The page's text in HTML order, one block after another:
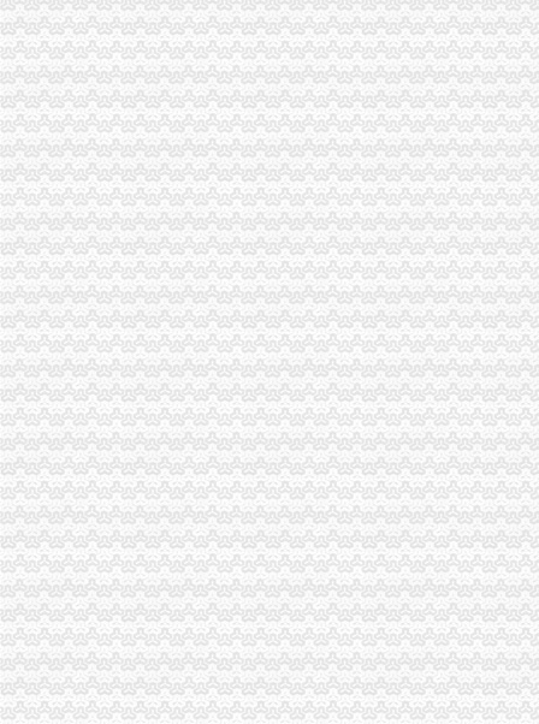
武汉营业执照代办的程序及费用-注册公司流程及费用|武汉大慧堂工商
代理工商注册、执照年检、审计、商标注册、税务咨询-重庆58同城
代理代办西城年检执照年检营业执照年检代理年检西城-北京58同城
【郑州经开区代办注册公司|郑州经开区工商代理公司|郑州的营业执照
【丰台区工商注册公司代办营业执照】厂家,价格,图片_北京赢家伟
我是代办营业执照公司的那些园区内的房产证合同都放我们老板这里请
注册公司【0元代办营业执照】代理记账【广州智道工商注册】
【佛山市顺德区龙和会计咨询有限公司_顺德代办营业执照多少钱顺德
成都税务代理公司_成都代理记账公司_成都营业执照代办机构_成都工
【工商注册,郑州营业执照代办,合润财务服务】不限,价格,厂
东莞企业年检代办营业执照服务【今日推荐网】
代办合肥公司营业执照个体户注册代帐-合肥58同城
沈发出张银行代办营业执照--滨海高新
启东银行网点代办营业执照_江苏文明网
营业执照代办公司_卓亚财务会计_江汉营业执照代办-爱喇叭网
【注册青岛公司全程代办营业执照代理记账让您全程无忧】-青岛青岛
东莞长安代办营业执照金帐本会计从业人员容易忽视的小常识_其它类
【佛山市顺德区龙和会计咨询有限公司_顺德代办营业执照多少钱顺德
广州市办营业执照、营业执照变更代理、财税代理-广州58同城
【代办六盘水代办营业执照公司注册地址专业注资增资】-六盘水
东莞长安代办营业执照金账本收入核算中的错弊查证_其它类栏目_机电
北京朝代办公司工商营业执照注销_北京奥姆登记注册代理事务所_
北京延庆工商营业执照注销代办_工商税务注销代办_北京奥姆登记注